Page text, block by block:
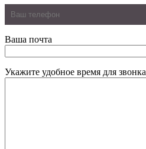
Ваша почта
Укажите удобное время для звонка